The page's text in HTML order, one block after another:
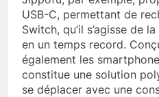
USB-C, permettant de
Switch, qu’il s’agisse de
en un temps record.
également les
constitue une solution
se déplacer avec une